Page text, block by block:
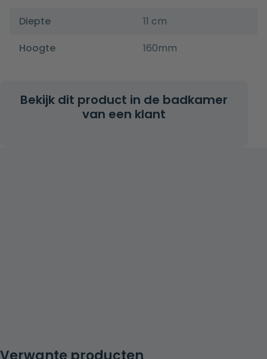
Diepte
11 cm
Hoogte
160mm
Bekijk dit product in de badkamer
van een klant